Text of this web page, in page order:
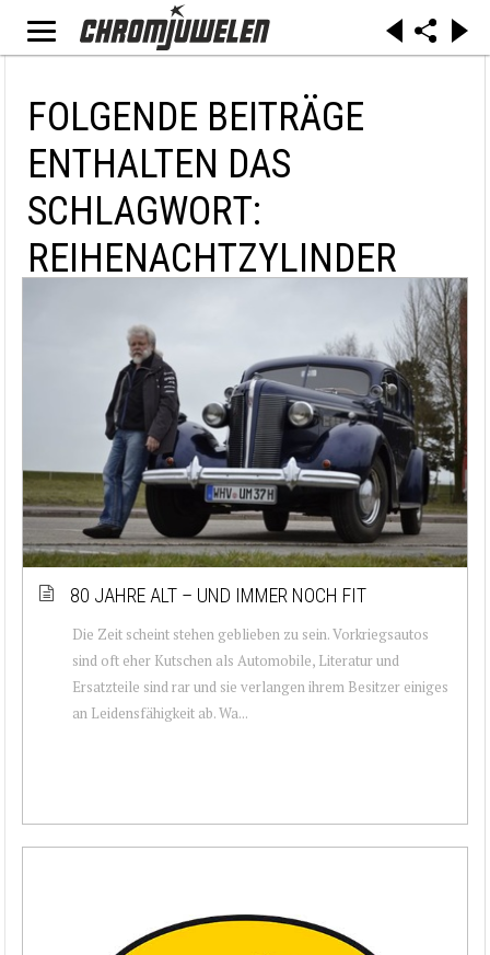
FOLGENDE BEITRÄGE
ENTHALTEN DAS
SCHLAGWORT:
REIHENACHTZYLINDER
80 JAHRE ALT – UND IMMER NOCH FIT
Die Zeit scheint stehen geblieben zu sein. Vorkriegsautos
sind oft eher Kutschen als Automobile, Literatur und
Ersatzteile sind rar und sie verlangen ihrem Besitzer einiges
an Leidensfähigkeit ab. Wa...